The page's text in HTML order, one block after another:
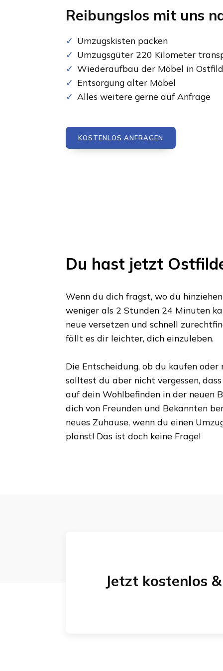
Reibungslos mit uns
Umzugskisten packen
Umzugsgüter 220 Kilometer
Wiederaufbau der Möbel in
Entsorgung alter Möbel
Alles weitere gerne auf Anfrage
KOSTENLOS ANFRAGEN
Du hast jetzt
Wenn du dich fragst, wo du
weniger als 2 Stunden 24 Minuten
neue versetzen und schnell
fällt es dir leichter, dich einzuleben.
Die Entscheidung, ob du kaufen
solltest du aber nicht vergessen,
auf dein Wohlbefinden in der neuen
dich von Freunden und Bekannten
neues Zuhause, wenn du einen
planst! Das ist doch keine Frage!
Jetzt kostenlos